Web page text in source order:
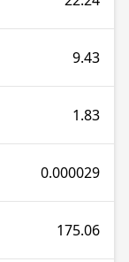
9.43
1.83
0.000029
175.06